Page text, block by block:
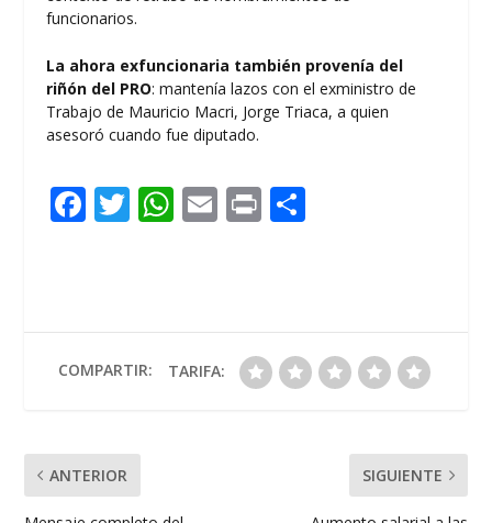
funcionarios.
La ahora exfuncionaria también provenía del
riñón del PRO: mantenía lazos con el exministro de
Trabajo de Mauricio Macri, Jorge Triaca, a quien
asesoró cuando fue diputado.
F
o
o
T W
A
p
E Pr
ar
ti
COMPARTIR: TARIFA:
ANTERIOR SIGUIENTE